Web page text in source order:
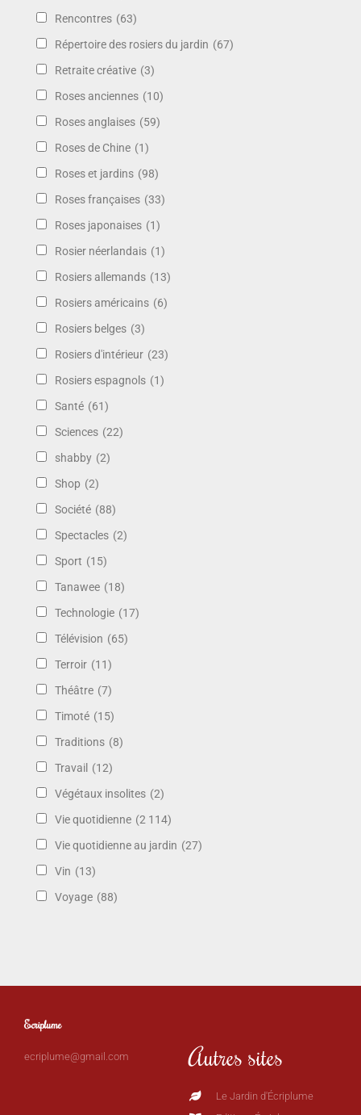
Rencontres (63)
Répertoire des rosiers du jardin (67)
Retraite créative (3)
Roses anciennes (10)
Roses anglaises (59)
Roses de Chine (1)
Roses et jardins (98)
Roses françaises (33)
Roses japonaises (1)
Rosier néerlandais (1)
Rosiers allemands (13)
Rosiers américains (6)
Rosiers belges (3)
Rosiers d'intérieur (23)
Rosiers espagnols (1)
Santé (61)
Sciences (22)
shabby (2)
Shop (2)
Société (88)
Spectacles (2)
Sport (15)
Tanawee (18)
Technologie (17)
Télévision (65)
Terroir (11)
Théâtre (7)
Timoté (15)
Traditions (8)
Travail (12)
Végétaux insolites (2)
Vie quotidienne (2 114)
Vie quotidienne au jardin (27)
Vin (13)
Voyage (88)
Ecriplume
ecriplume@gmail.com Autres sites
Le Jardin d'Écriplume